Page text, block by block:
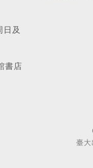
及
書店
臺